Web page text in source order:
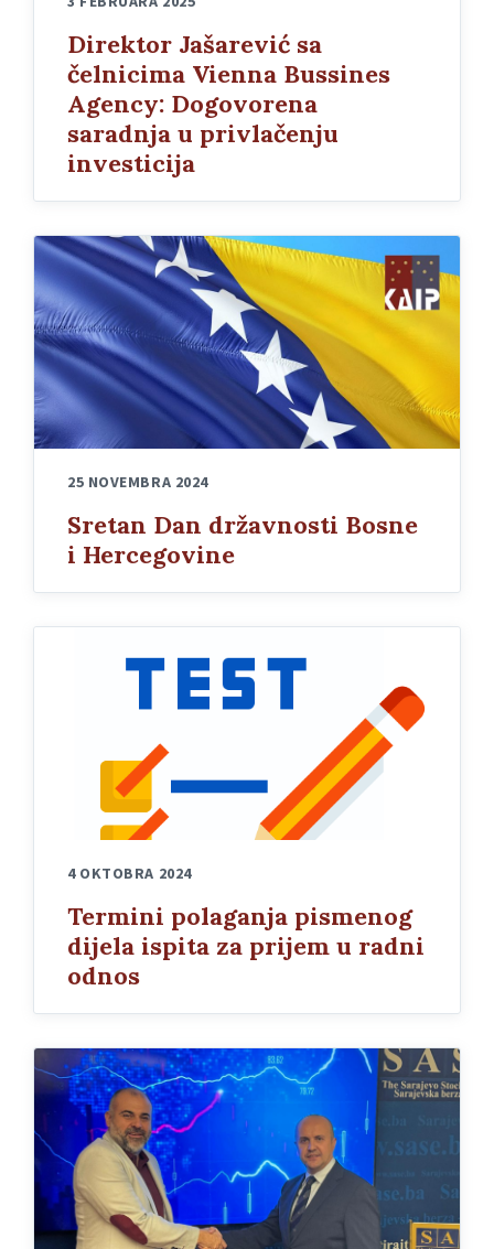
Direktor Jašarević sa
čelnicima Vienna Bussines
Agency: Dogovorena
saradnja u privlačenju
investicija
25 NOVEMBRA 2024
Sretan Dan državnosti Bosne
i Hercegovine
4 OKTOBRA 2024
Termini polaganja pismenog
dijela ispita za prijem u radni
odnos